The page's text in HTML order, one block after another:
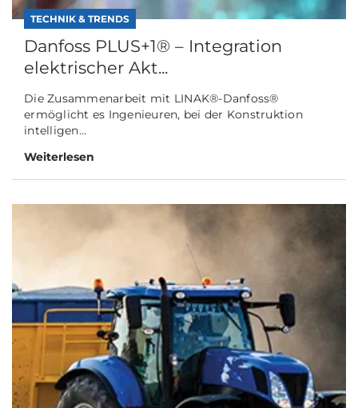
TECHNIK & TRENDS
Danfoss PLUS+1® – Integration
elektrischer Akt...
Die Zusammenarbeit mit LINAK®-Danfoss®
ermöglicht es Ingenieuren, bei der Konstruktion
intelligen...
Weiterlesen